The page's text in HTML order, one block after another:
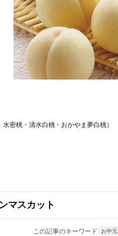
密桃・清水白桃・おかやま夢白桃）
マスカット
この記事のキーワード お中元